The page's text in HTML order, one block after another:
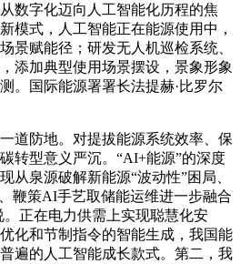
数字化迈向人工智能化历程的焦
模式，人工智能正在能源使用中，
景赋能径；研发无人机巡检系统、
添加典型使用场景摆设，景象形象
。国际能源署署长法提赫·比罗尔
防地。对提拔能源系统效率、保
转型意义严沉。“AI+能源”的深度
从泉源破解新能源“波动性”困局、
鞭策AI手艺取储能运维进一步融合
。正在电力供需上实现聪慧化安
化和节制指令的智能生成，我国能
遍的人工智能成长款式。第二，我